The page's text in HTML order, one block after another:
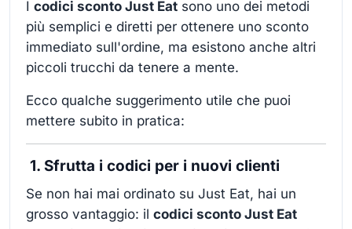
I codici sconto Just Eat sono uno dei metodi
più semplici e diretti per ottenere uno sconto
immediato sull'ordine, ma esistono anche altri
piccoli trucchi da tenere a mente.
Ecco qualche suggerimento utile che puoi
mettere subito in pratica:
1. Sfrutta i codici per i nuovi clienti
Se non hai mai ordinato su Just Eat, hai un
grosso vantaggio: il codici sconto Just Eat